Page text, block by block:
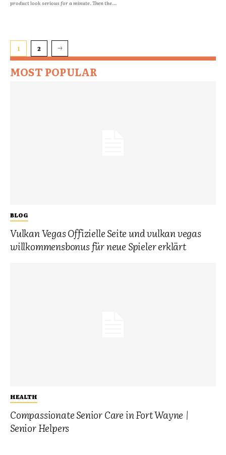
product look serious for a minute. Then the...
1 2
MOST POPULAR
BLOG
Vulkan Vegas Offizielle Seite und vulkan vegas
willkommensbonus für neue Spieler erklärt
HEALTH
Compassionate Senior Care in Fort Wayne |
Senior Helpers